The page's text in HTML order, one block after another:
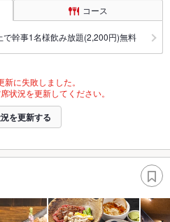
コース
幹事1名様飲み放題(2,200円)無料
に失敗しました。
状況を更新してください。
を更新する